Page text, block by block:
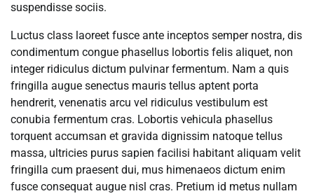
suspendisse sociis.
Luctus class laoreet fusce ante inceptos semper nostra, dis
condimentum congue phasellus lobortis felis aliquet, non
integer ridiculus dictum pulvinar fermentum. Nam a quis
fringilla augue senectus mauris tellus aptent porta
hendrerit, venenatis arcu vel ridiculus vestibulum est
conubia fermentum cras. Lobortis vehicula phasellus
torquent accumsan et gravida dignissim natoque tellus
massa, ultricies purus sapien facilisi habitant aliquam velit
fringilla cum praesent dui, mus himenaeos dictum enim
fusce consequat augue nisl cras. Pretium id metus nullam